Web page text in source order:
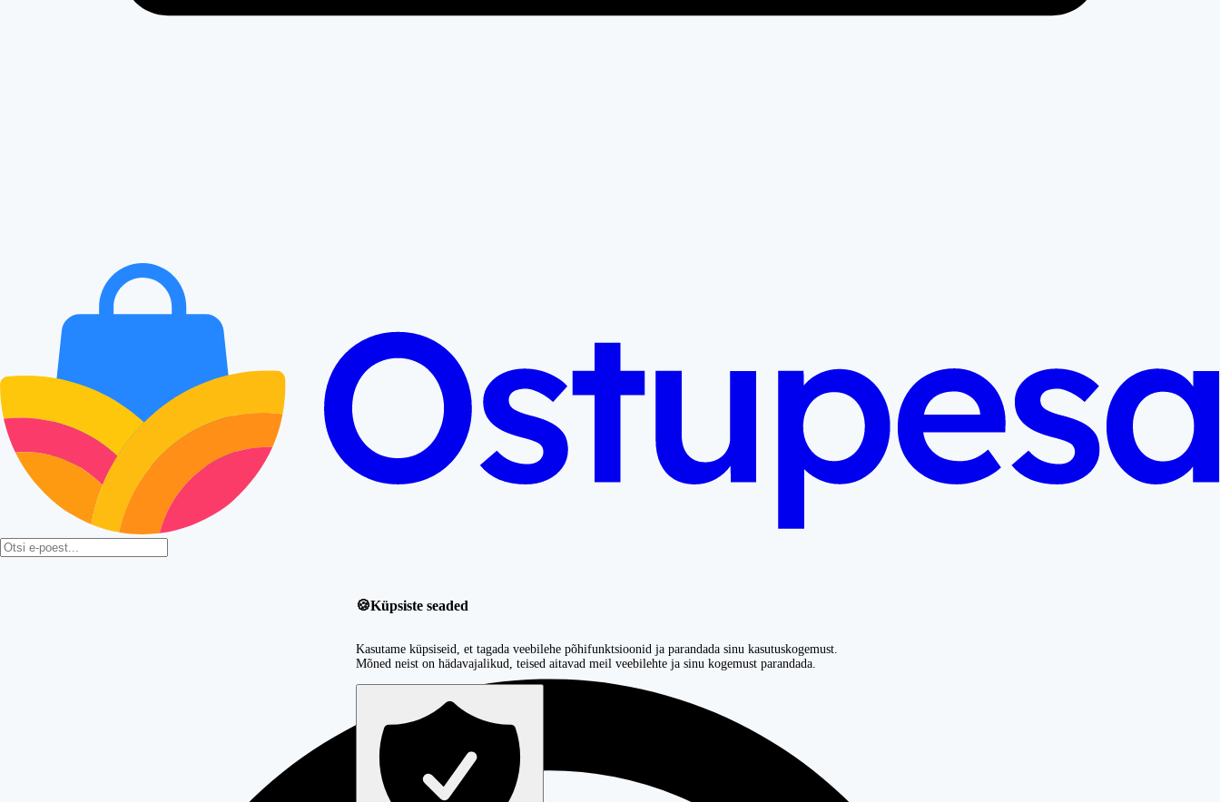
🍪Küpsiste seaded
Kasutame küpsiseid, et tagada veebilehe põhifunktsioonid ja parandada sinu kasutuskogemust.
Mõned neist on hädavajalikud, teised aitavad meil veebilehte ja sinu kogemust parandada.